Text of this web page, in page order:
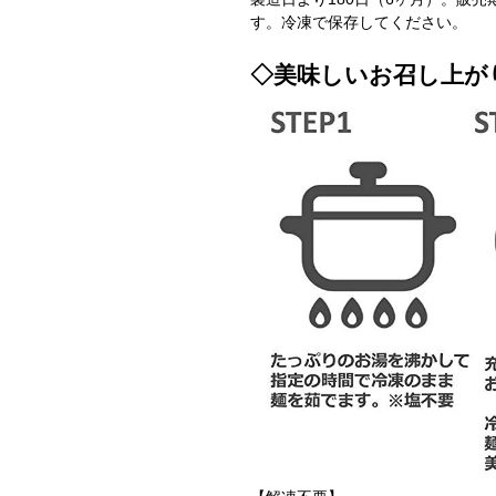
す。冷凍で保存してください。
◇美味しいお召し上が